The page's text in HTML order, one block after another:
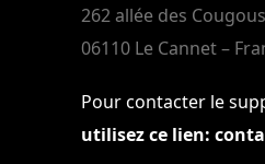
262 allée des
06110 Le Cannet –
Pour contacter le
utilisez ce lien: